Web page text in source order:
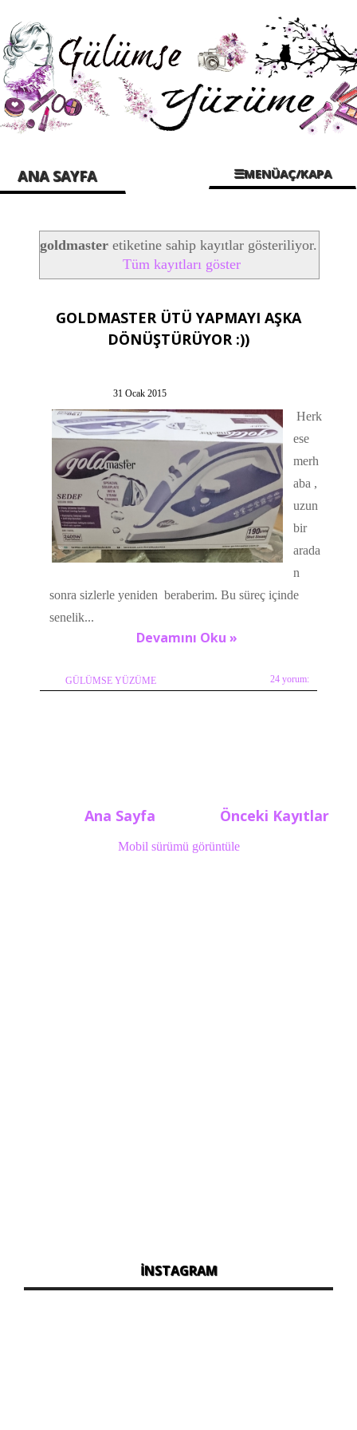
ANA SAYFA ☰MENÜAÇ/KAPA
goldmaster etiketine sahip kayıtlar gösteriliyor.
Tüm kayıtları göster
GOLDMASTER ÜTÜ YAPMAYI AŞKA
DÖNÜŞTÜRÜYOR :))
31 Ocak 2015
Herk
ese
merh
aba ,
uzun
bir
arada
n
sonra sizlerle yeniden beraberim. Bu süreç içinde
senelik...
Devamını Oku »
GÜLÜMSE YÜZÜME 24 yorum:
Önceki Kayıtlar
Ana Sayfa
Mobil sürümü görüntüle
İNSTAGRAM